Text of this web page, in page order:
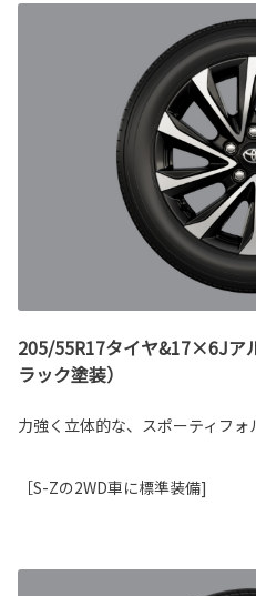
205/55R17タイヤ&17×6Jア
ラック塗装）
力強く立体的な、スポーティフォ
［S-Zの2WD車に標準装備]